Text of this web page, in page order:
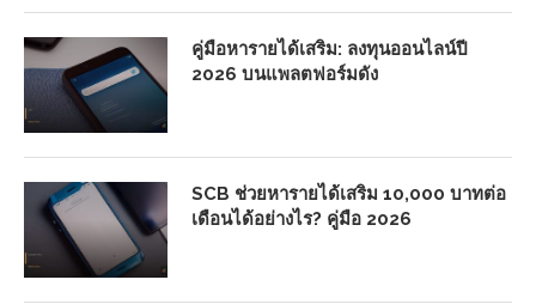
คู่มือหารายได้เสริม: ลงทุนออนไลน์ปี
2026 บนแพลตฟอร์มดัง
SCB ช่วยหารายได้เสริม 10,000 บาทต่อ
เดือนได้อย่างไร? คู่มือ 2026